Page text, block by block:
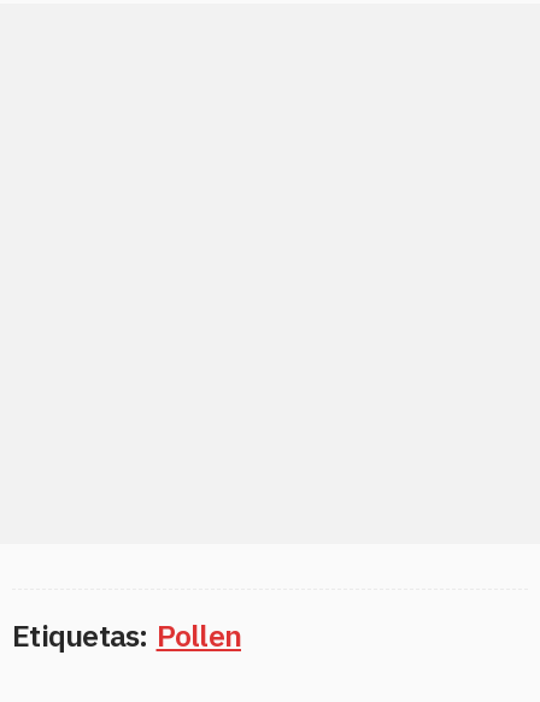
Etiquetas: Pollen